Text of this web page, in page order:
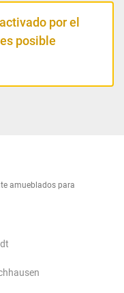
por el
posible
amueblados para